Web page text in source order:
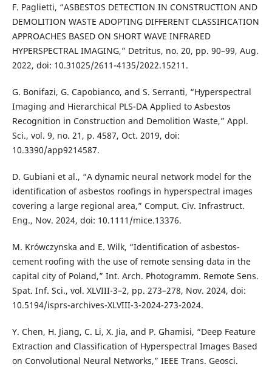
F. Paglietti, “ASBESTOS DETECTION IN CONSTRUCTION AND
DEMOLITION WASTE ADOPTING DIFFERENT CLASSIFICATION
APPROACHES BASED ON SHORT WAVE INFRARED
HYPERSPECTRAL IMAGING,” Detritus, no. 20, pp. 90–99, Aug.
2022, doi: 10.31025/2611-4135/2022.15211.
G. Bonifazi, G. Capobianco, and S. Serranti, “Hyperspectral
Imaging and Hierarchical PLS-DA Applied to Asbestos
Recognition in Construction and Demolition Waste,” Appl.
Sci., vol. 9, no. 21, p. 4587, Oct. 2019, doi:
10.3390/app9214587.
D. Gubiani et al., “A dynamic neural network model for the
identification of asbestos roofings in hyperspectral images
covering a large regional area,” Comput. Civ. Infrastruct.
Eng., Nov. 2024, doi: 10.1111/mice.13376.
M. Krówczynska and E. Wilk, “Identification of asbestos-
cement roofing with the use of remote sensing data in the
capital city of Poland,” Int. Arch. Photogramm. Remote Sens.
Spat. Inf. Sci., vol. XLVIII-3–2, pp. 273–278, Nov. 2024, doi:
10.5194/isprs-archives-XLVIII-3-2024-273-2024.
Y. Chen, H. Jiang, C. Li, X. Jia, and P. Ghamisi, “Deep Feature
Extraction and Classification of Hyperspectral Images Based
on Convolutional Neural Networks,” IEEE Trans. Geosci.